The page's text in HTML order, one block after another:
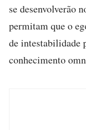
se desenvolverão
permitam que o
de intestabilidade
conhecimento